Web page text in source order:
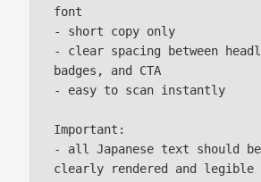
font
- short copy only
- clear spacing between
badges, and CTA
- easy to scan instantly
Important:
- all Japanese text should be
clearly rendered and legible